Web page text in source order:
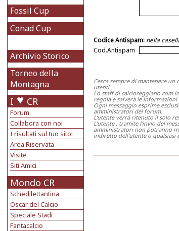
Fossil Cup
Conad Cup
Archivio Storico
Torneo della
Montagna
I CR
Forum
Collabora con noi
I risultati sul tuo sito!
Area Riservata
Visite
Siti Amici
Mondo CR
Schedilettantina
Oscar del Calcio
Speciale Stadi
Fantacalcio
Codice Antispam: nella
Cod.Antispam
Cerca sempre di mantenere
utenti.
Lo staff di calcioreggiano.com
regola e salverà le
Ogni messaggio esprime
amministratori del forum.
L'utente verrà ritenuto il solo
L'utente , tramite l'invio del
amministratori non potranno
indiretto dell'utente o qualsiasi